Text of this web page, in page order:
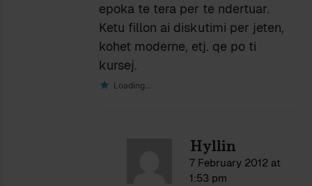
epoka te tera per te ndertuar.
Ketu fillon ai diskutimi per jeten,
kohet moderne, etj. qe po ti
kursej.
Loading...
Hyllin
7 February 2012 at
1:53 pm